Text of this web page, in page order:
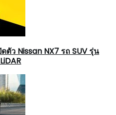
ตัว Nissan NX7 รถ SUV รุ่น